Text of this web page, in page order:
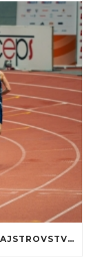
ALEX MANDÁK NA 60. HALOVÝCH MAJSTROVSTVÁCH SLOVENSKA: PREMIÉRA NA ATLETICKEJ DRÁHE